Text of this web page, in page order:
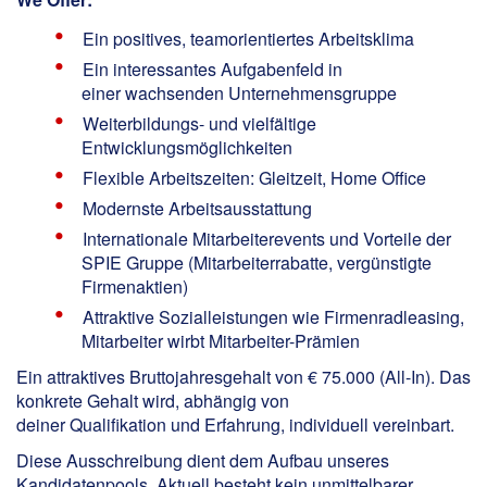
Ein positives, teamorientiertes Arbeitsklima
Ein interessantes Aufgabenfeld in
einer wachsenden Unternehmensgruppe
Weiterbildungs- und vielfältige
Entwicklungsmöglichkeiten
Flexible Arbeitszeiten: Gleitzeit, Home Office
Modernste Arbeitsausstattung
Internationale Mitarbeiterevents und Vorteile der
SPIE Gruppe (Mitarbeiterrabatte, vergünstigte
Firmenaktien)
Attraktive Sozialleistungen wie Firmenradleasing,
Mitarbeiter wirbt Mitarbeiter-Prämien
Ein attraktives Bruttojahresgehalt von € 75.000 (All-In). Das
konkrete Gehalt wird, abhängig von
deiner Qualifikation und Erfahrung, individuell vereinbart.
Diese Ausschreibung dient dem Aufbau unseres